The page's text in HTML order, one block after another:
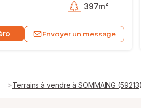
397m²
Envoyer un message
>Terrains à vendre à SOMMAING (59213)